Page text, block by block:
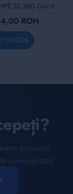
DL380 Gen9
RON
IN COȘ